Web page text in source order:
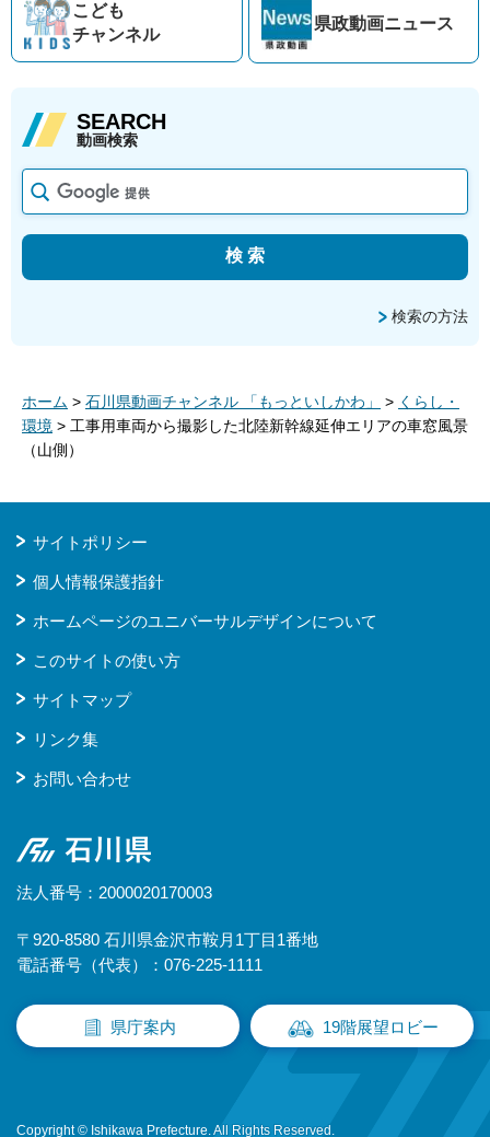
こども
チャンネル
県政動画ニュース
SEARCH
動画検索
検索の方法
ホーム > 石川県動画チャンネル 「もっといしかわ」 > くらし・
環境 > 工事用車両から撮影した北陸新幹線延伸エリアの車窓風景
（山側）
サイトポリシー
個人情報保護指針
ホームページのユニバーサルデザインについて
このサイトの使い方
サイトマップ
リンク集
お問い合わせ
石川県
法人番号：2000020170003
〒920-8580 石川県金沢市鞍月1丁目1番地
電話番号（代表）：076-225-1111
県庁案内 19階展望ロビー
Copyright © Ishikawa Prefecture. All Rights Reserved.